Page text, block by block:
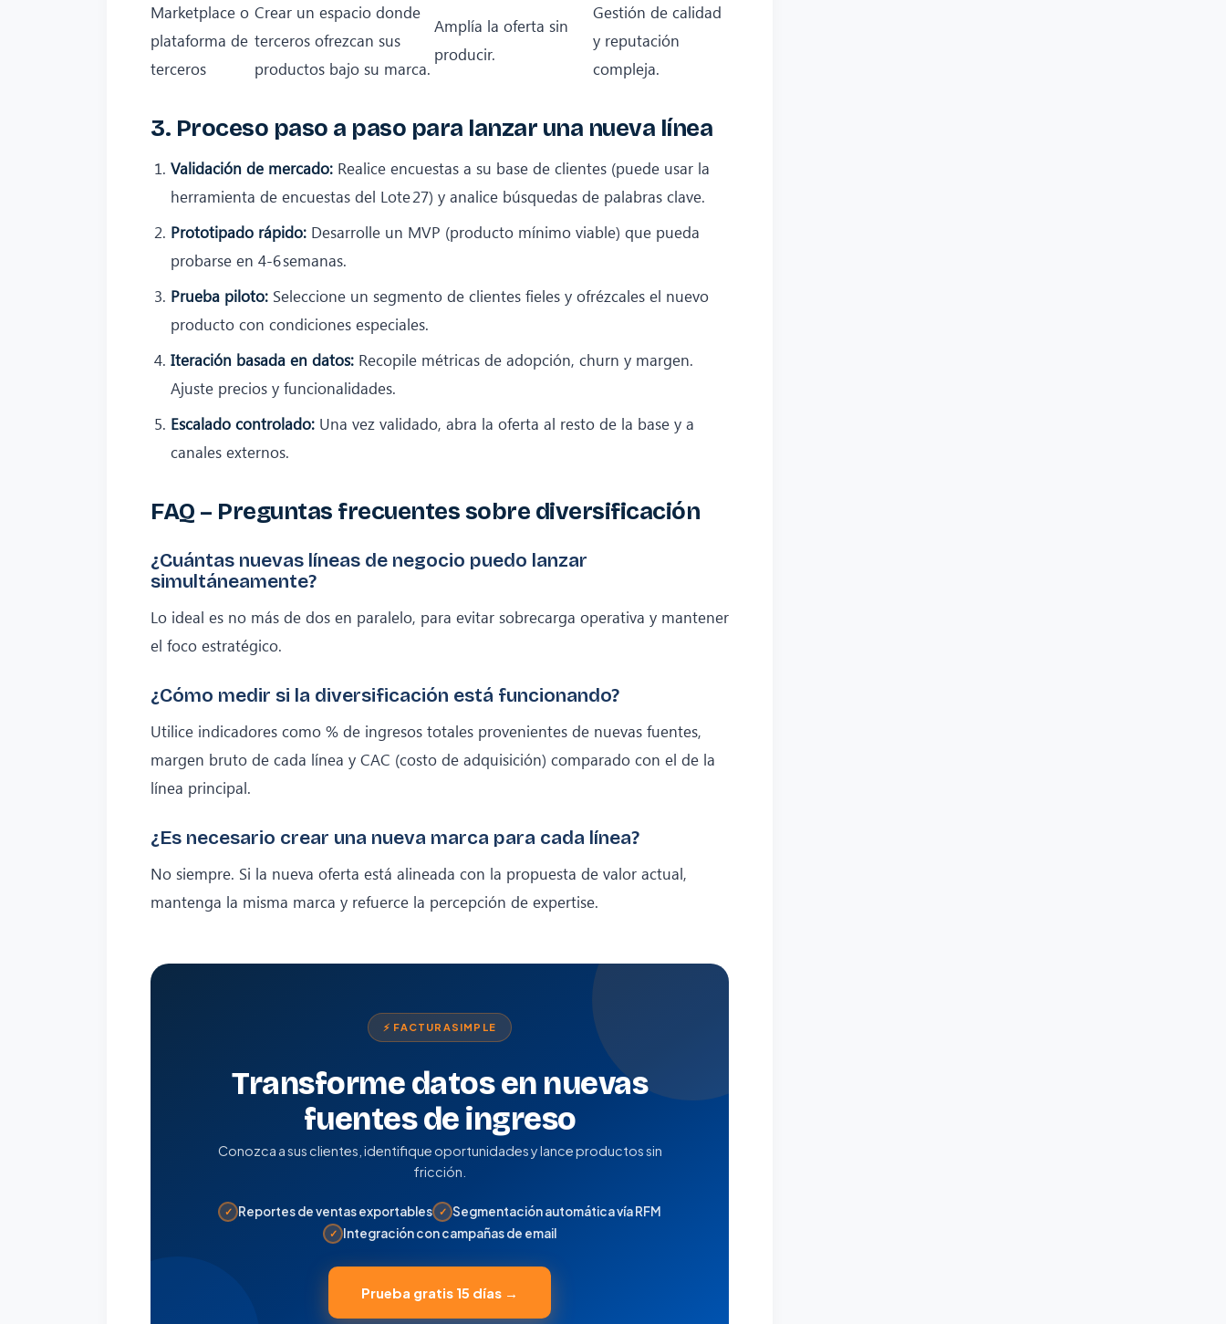
Marketplace o
plataforma de
terceros
Crear un espacio donde
terceros ofrezcan sus
productos bajo su marca.
Amplía la oferta sin
producir.
Gestión de calidad
y reputación
compleja.
3. Proceso paso a paso para lanzar una nueva línea
Validación de mercado: Realice encuestas a su base de clientes (puede usar la
herramienta de encuestas del Lote 27) y analice búsquedas de palabras clave.
Prototipado rápido: Desarrolle un MVP (producto mínimo viable) que pueda
probarse en 4‑6 semanas.
Prueba piloto: Seleccione un segmento de clientes fieles y ofrézcales el nuevo
producto con condiciones especiales.
Iteración basada en datos: Recopile métricas de adopción, churn y margen.
Ajuste precios y funcionalidades.
Escalado controlado: Una vez validado, abra la oferta al resto de la base y a
canales externos.
FAQ – Preguntas frecuentes sobre diversificación
¿Cuántas nuevas líneas de negocio puedo lanzar
simultáneamente?
Lo ideal es no más de dos en paralelo, para evitar sobrecarga operativa y mantener
el foco estratégico.
¿Cómo medir si la diversificación está funcionando?
Utilice indicadores como % de ingresos totales provenientes de nuevas fuentes,
margen bruto de cada línea y CAC (costo de adquisición) comparado con el de la
línea principal.
¿Es necesario crear una nueva marca para cada línea?
No siempre. Si la nueva oferta está alineada con la propuesta de valor actual,
mantenga la misma marca y refuerce la percepción de expertise.
⚡ FACTURASIMPLE
Transforme datos en nuevas
fuentes de ingreso
Conozca a sus clientes, identifique oportunidades y lance productos sin
fricción.
✓ Reportes de ventas exportables ✓ Segmentación automática vía RFM
✓ Integración con campañas de email
Prueba gratis 15 días →